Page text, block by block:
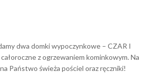
dwa domki wypoczynkowe – CZAR I
z ogrzewaniem kominkowym. Na
Państwo świeża pościel oraz ręczniki!